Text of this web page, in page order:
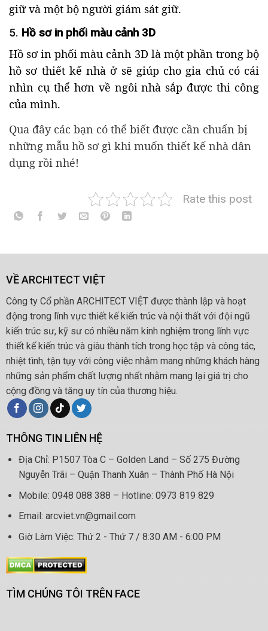
giữ và một bộ người giám sát giữ.
5. Hồ sơ in phối màu cảnh 3D
Hồ sơ in phối màu cảnh 3D là một phần trong bộ
hồ sơ thiết kế nhà ở sẽ giúp cho gia chủ có cái
nhìn cụ thể hơn về ngôi nhà sắp được thi công
của mình.
Qua đây các bạn có thể biết được cần chuẩn bị
những mẫu hồ sơ gì khi muốn thiết kế nhà dân
dụng rồi nhé!
Rate this post
VỀ ARCHITECT VIỆT
Công ty Cổ phần ARCHITECT VIỆT được thành lập và hoạt
động trong lĩnh vực thiết kế kiến trúc và nội thất với đội ngũ
kiến trúc sư, kỹ sư có nhiều năm kinh nghiệm trong lĩnh vực
thiết kế kiến trúc và giàu thành tích trong học tập và công tác,
nhiệt tình, tận tụy với công việc nhằm mang những khách hàng
những sản phẩm chất lượng nhất nhằm mang lại giá trị cho
cộng đồng và tăng uy tín của thương hiệu.
THÔNG TIN LIÊN HỆ
Địa Chỉ: P1507 Tòa C – Golden Land – Số 275 Đường
Nguyễn Trãi – Quận Thanh Xuân – Thành Phố Hà Nội
Mobile: 0948 088 388 – Hotline: 0973 819 829
Email: arcviet.vn@gmail.com
Giờ Làm Việc: Thứ 2 - Thứ 7 / 8:30 AM - 6:00 PM
TÌM CHÚNG TÔI TRÊN FACE